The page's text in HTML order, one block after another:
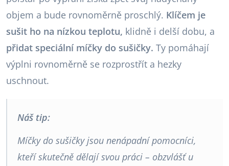
objem a bude rovnoměrně proschlý. Klíčem je
sušit ho na nízkou teplotu, klidně i delší dobu, a
přidat speciální míčky do sušičky. Ty pomáhají
výplni rovnoměrně se rozprostřít a hezky
uschnout.
Náš tip:
Míčky do sušičky jsou nenápadní pomocníci,
kteří skutečně dělají svou práci – obzvlášť u